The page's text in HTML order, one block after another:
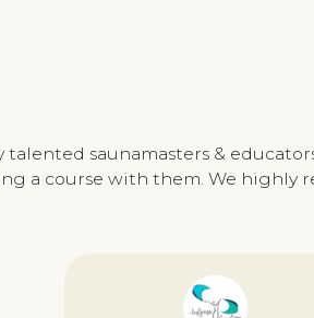
saunamasters &
a course with them. We highly